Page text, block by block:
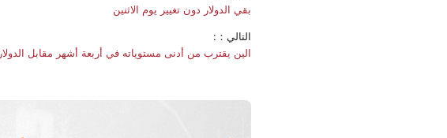
بقي الدولار دون تغيير يوم الاثنين
التالي：:
الين يقترب من أدنى مستوياته في أربعة أشهر مقابل الدولار